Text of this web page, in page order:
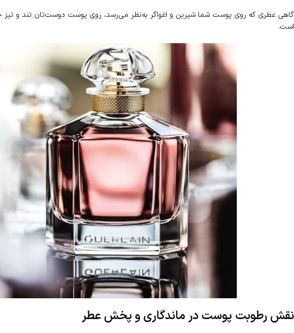
گاهی عطری که روی پوست شما شیرین و اغواگر به‌نظر می‌رسد، روی پوست دوست‌تان تند و تیز
است.
نقش رطوبت پوست در ماندگاری و پخش عطر